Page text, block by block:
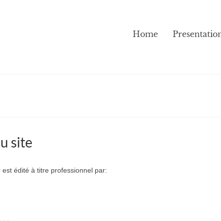
Home
site
est édité à titre professionnel par: